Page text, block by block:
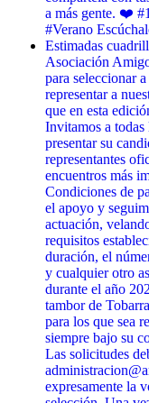
a más gente. ❤️
#Verano
Estimadas
Asociación
para seleccionar
representar a
que en esta
Invitamos a todas
presentar su
representantes
encuentros más
Condiciones de
el apoyo y
actuación,
requisitos
duración, el
y cualquier otro
durante el año
tambor de
para los que sea
siempre bajo su
Las solicitudes
expresamente la